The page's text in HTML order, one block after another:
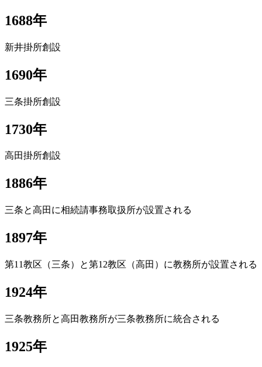
1688年
新井掛所創設
1690年
三条掛所創設
1730年
高田掛所創設
1886年
三条と高田に相続請事務取扱所が設置される
1897年
第11教区（三条）と第12教区（高田）に教務所が設置される
1924年
三条教務所と高田教務所が三条教務所に統合される
1925年